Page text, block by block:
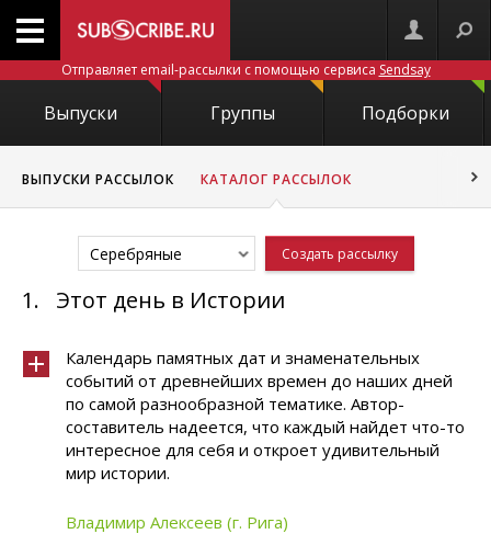
Отправляет email-рассылки с помощью сервиса Sendsay
Выпуски Группы Подборки
ВЫПУСКИ РАССЫЛОК КАТАЛОГ РАССЫЛОК
Серебряные Создать рассылку
1. Этот день в Истории
Календарь памятных дат и знаменательных
событий от древнейших времен до наших дней
по самой разнообразной тематике. Автор-
составитель надеется, что каждый найдет что-то
интересное для себя и откроет удивительный
мир истории.
Владимир Алексеев (г. Рига)